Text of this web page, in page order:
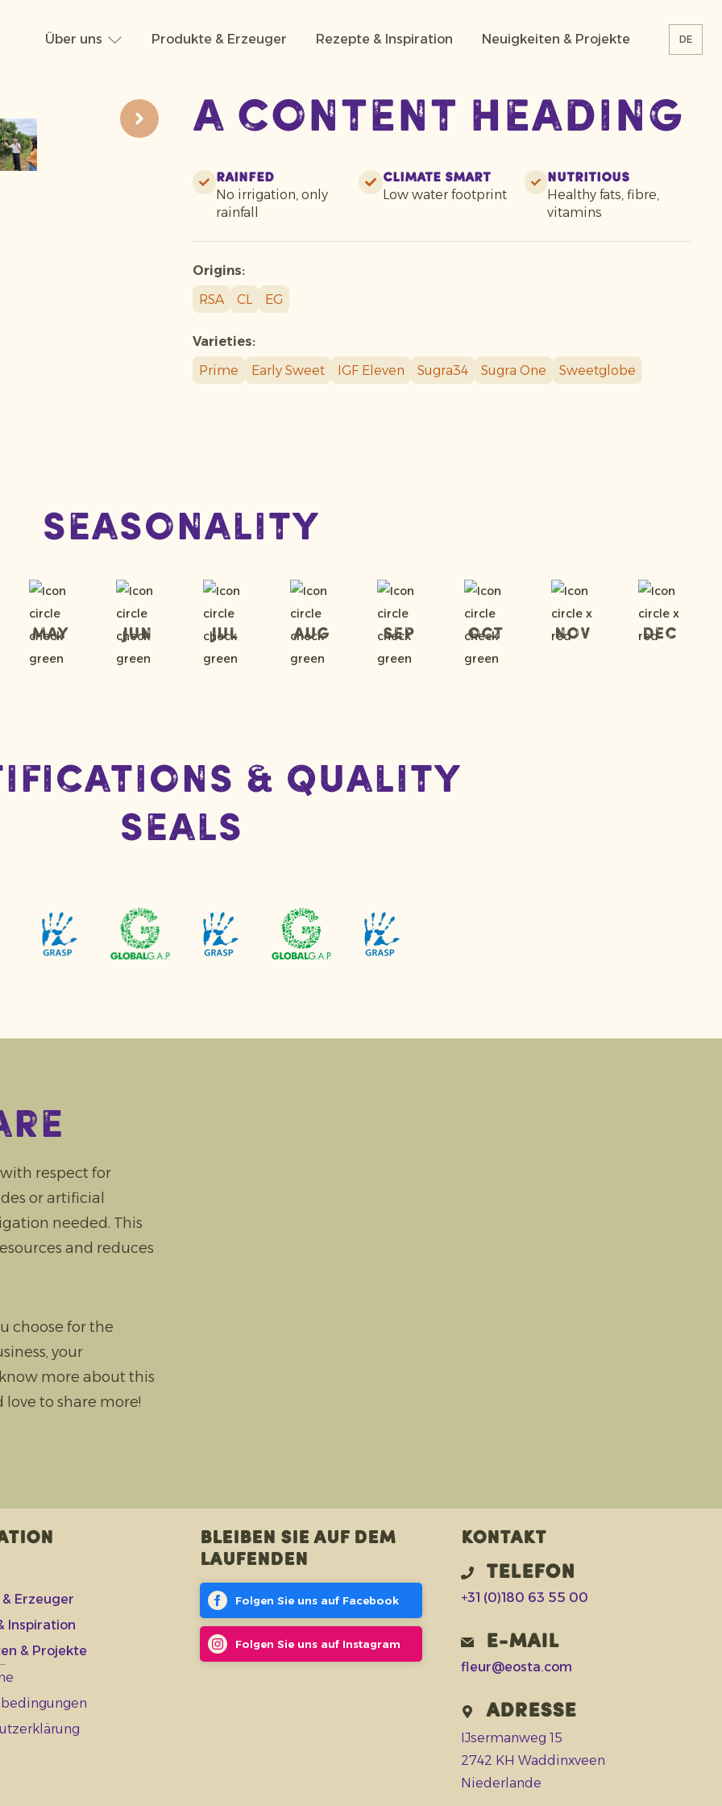
DE
Über uns Produkte & Erzeuger Rezepte & Inspiration Neuigkeiten & Projekte
A content heading
Rainfed
No irrigation, only
rainfall
Climate smart
Low water footprint
Nutritious
Healthy fats, fibre,
vitamins
Origins:
RSA
CL EG
Varieties:
Prime
Early Sweet IGF Eleven Sugra34 Sugra One Sweetglobe
Seasonality
May Jun Jul Aug Sep Oct Nov Dec
& Quality
Seals
respect for
or artificial
needed. This
and reduces
choose for the
your
more about this
love to share more!
Erzeuger
Inspiration
& Projekte
Bleiben Sie auf dem
Laufenden
Folgen Sie uns auf Facebook
Folgen Sie uns auf Instagram
Kontakt
Telefon
+31 (0)180 63 55 00
E-Mail
fleur@eosta.com
Adresse
IJsermanweg 15
2742 KH Waddinxveen
Niederlande